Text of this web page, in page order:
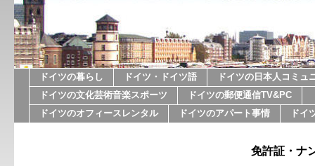
ドイツの暮らし ドイツ・ドイツ語
ドイツの日本人コミュ
ドイツの文化芸術音楽スポーツ
ドイツの郵便通信TV&PC
ドイツのオフィースレンタル
ドイツのアパート事情 ドイ
免許証・ナ